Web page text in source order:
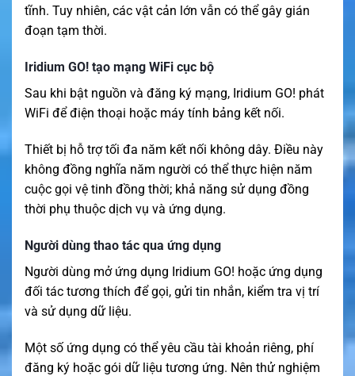
tĩnh. Tuy nhiên, các vật cản lớn vẫn có thể gây gián
đoạn tạm thời.
Iridium GO! tạo mạng WiFi cục bộ
Sau khi bật nguồn và đăng ký mạng, Iridium GO! phát
WiFi để điện thoại hoặc máy tính bảng kết nối.
Thiết bị hỗ trợ tối đa năm kết nối không dây. Điều này
không đồng nghĩa năm người có thể thực hiện năm
cuộc gọi vệ tinh đồng thời; khả năng sử dụng đồng
thời phụ thuộc dịch vụ và ứng dụng.
Người dùng thao tác qua ứng dụng
Người dùng mở ứng dụng Iridium GO! hoặc ứng dụng
đối tác tương thích để gọi, gửi tin nhắn, kiểm tra vị trí
và sử dụng dữ liệu.
Một số ứng dụng có thể yêu cầu tài khoản riêng, phí
đăng ký hoặc gói dữ liệu tương ứng. Nên thử nghiệm